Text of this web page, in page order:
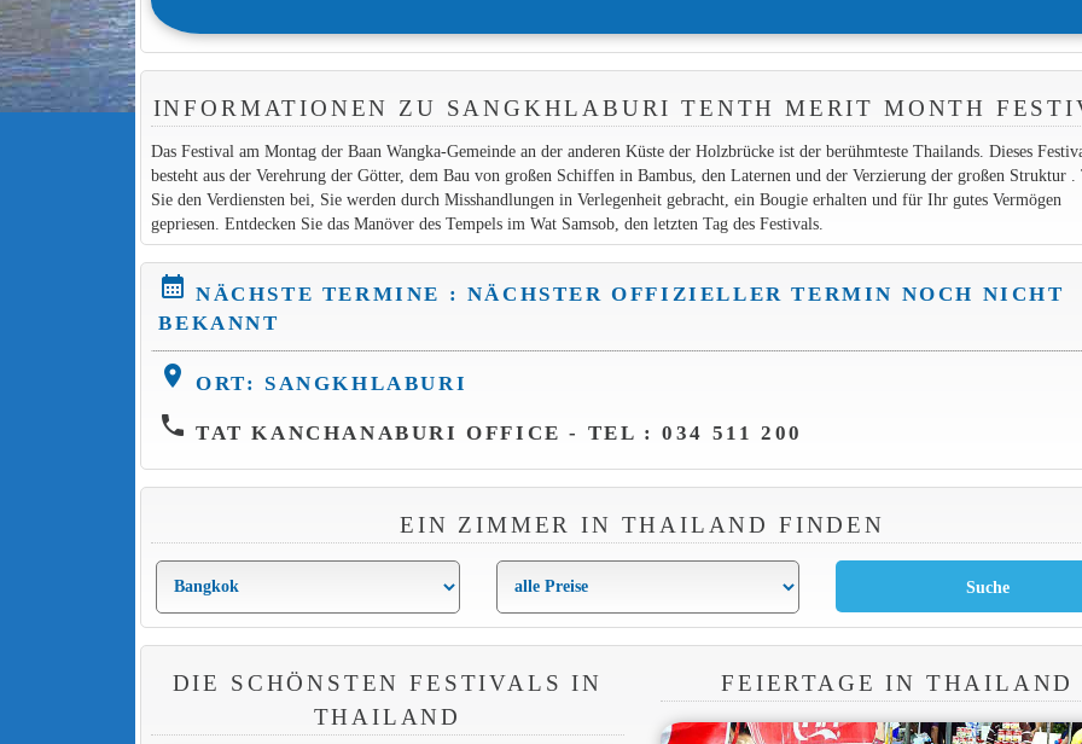
INFORMATIONEN ZU SANGKHLABURI TENTH MERIT MONTH
Das Festival am Montag der Baan Wangka-Gemeinde an der anderen Küste der Holzbrücke ist der berühmteste Thailands. Dieses
besteht aus der Verehrung der Götter, dem Bau von großen Schiffen in Bambus, den Laternen und der Verzierung der großen Struktur .
Sie den Verdiensten bei, Sie werden durch Misshandlungen in Verlegenheit gebracht, ein Bougie erhalten und für Ihr gutes Vermögen
gepriesen. Entdecken Sie das Manöver des Tempels im Wat Samsob, den letzten Tag des Festivals.
calendar_month NÄCHSTE TERMINE : NÄCHSTER OFFIZIELLER TERMIN NOCH NICHT
BEKANNT
location_on ORT: SANGKHLABURI
phone TAT KANCHANABURI OFFICE - TEL : 034 511 200
EIN ZIMMER IN THAILAND FINDEN
DIE SCHÖNSTEN FESTIVALS IN
THAILAND
FEIERTAGE IN THAILAND